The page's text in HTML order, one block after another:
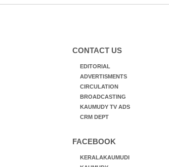
CONTACT US
EDITORIAL
ADVERTISMENTS
CIRCULATION
BROADCASTING
KAUMUDY TV ADS
CRM DEPT
FACEBOOK
KERALAKAUMUDI